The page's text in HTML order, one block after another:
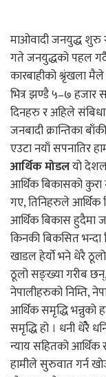
माओवादी जनयुद्ध शुरु
गते जनयुद्धको पहल
कारबाहीको श्रृंखला
भित्र झण्डै ५–७ हजार
दिनहरु र अहिले
जनबादी क्रान्तिका
एउटा नयाँ सपनातिर
आर्थिक मोडलयो
आर्थिक बिकासको कुरा
गए, तिनिहरुले आर्थिक
आर्थिक बिकास हुदैमा
किनकी बिकसित
खाडल हेर्याे भने धेरै
ठूलो सङ्ख्या गरीब
नेपालीहरुको निम्ति,
आर्थिक समृद्धि भन्नुको
समृद्धि हो । धनी धेरेै
न्याय सहितको आर्थिक
हामीले सुरुवात गर्न